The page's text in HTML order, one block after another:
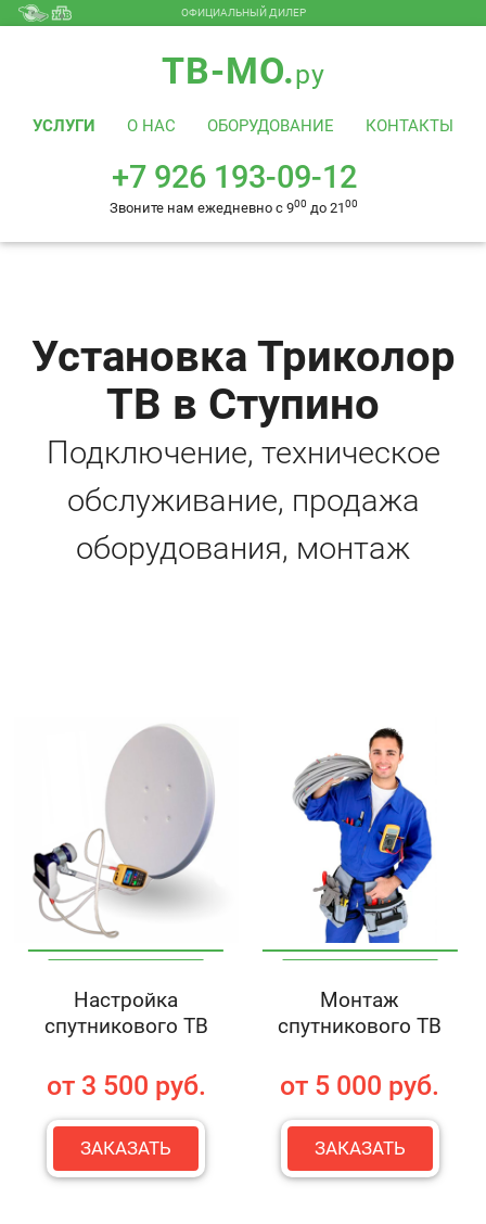
+7 926 193-09-12
Звоните нам ежедневно с 9
ОФИЦИАЛЬНЫЙ ДИЛЕР
ТВ-МО.ру
УСЛУГИ О НАС ОБОРУДОВАНИЕ КОНТАКТЫ
+7 926 193-09-12
Звоните нам ежедневно с 900 до 2100
Установка Триколор
ТВ в Ступино
Подключение, техническое
обслуживание, продажа
оборудования, монтаж
Настройка
спутникового ТВ
от 3 500 руб.
ЗАКАЗАТЬ
Монтаж
спутникового ТВ
от 5 000 руб.
ЗАКАЗАТЬ